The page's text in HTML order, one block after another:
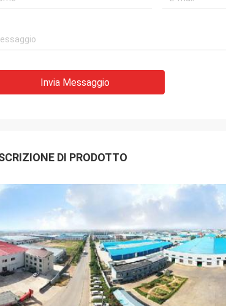
Invia Messaggio
DI PRODOTTO